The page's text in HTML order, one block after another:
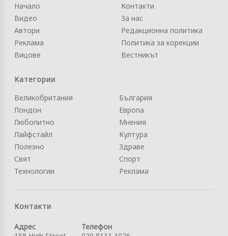
Начало
Видео
Автори
Реклама
Вицове
Контакти
За нас
Редакционна политика
Политика за корекции
Вестникът
Категории
Великобритания
Лондон
Любопитно
Лайфстайл
Полезно
Свят
Технологии
България
Европа
Мнения
Култура
Здраве
Спорт
Реклама
Контакти
Адрес
Телефон